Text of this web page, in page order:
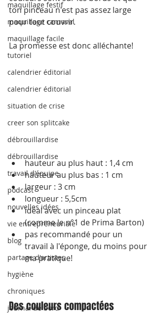
maquillage festif
maquillage carnaval
maquillage facile
tutoriel
calendrier éditorial
calendrier éditorial
situation de crise
creer son splitcake
débrouillardise
débrouillardise
travail d'équipe
podcast
nouvelles idées
vie entrepreneuriale
blog
partage d'artistes
hygiène
chroniques
journal de bord
ton pinceau n'est pas assez large
pour tout couvrir.
La promesse est donc alléchante!
hauteur au plus haut : 1,4 cm
hauteur au plus bas : 1 cm
largeur : 3 cm
longueur : 5,5cm
idéal avec un pinceau plat
(comme le n°1 de Prima Barton)
pas recommandé pour un
travail à l'éponge, du moins pour
ma pratique!
Des couleurs compactées